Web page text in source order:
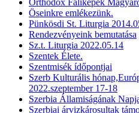
Öseinkre emlékezünk.
Pünkösdi St. Liturgia
Rendezvényeink bemutatása
Sz.t. Liturgia 2022.05.14
Szentek Élete.
Szentmisék ídőpontjai
Szerb Kulturális
2022.szeptember 17-18
Szerbia Államiságának
Szerbiai árvizkárosultak